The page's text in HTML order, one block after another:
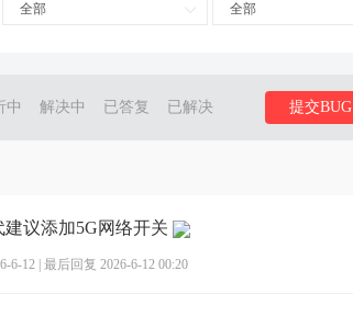
全部 全部
中 解决中 已答复 已解决 提交BUG
议添加5G网络开关
6-12 最后回复 2026-6-12 00:20